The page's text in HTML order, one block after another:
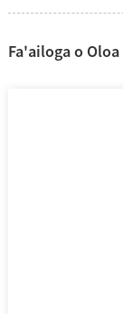
Fa'ailoga o Oloa